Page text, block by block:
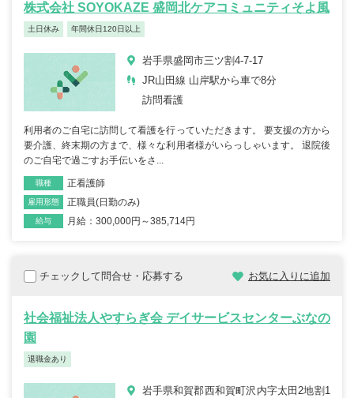
株式会社 SOYOKAZE 盛岡北ケアコミュニティそよ風
土日休み 年間休日120日以上
岩手県盛岡市三ツ割4-7-17
JR山田線 山岸駅から車で8分
訪問看護
利用者のご自宅に訪問して看護を行っていただきます。 要支援の方から
要介護、終末期の方まで、様々な利用者様がいらっしゃいます。 退院後
のご自宅で過ごすお手伝いをさ...
職種 正看護師
雇用形態 正職員(日勤のみ)
給与 月給：300,000円～385,714円
チェックして問合せ・応募する お気に入りに追加
社会福祉法人やすらぎ会 デイサービスセンターぶなの
園
退職金あり
岩手県和賀郡西和賀町沢内字太田2地割1